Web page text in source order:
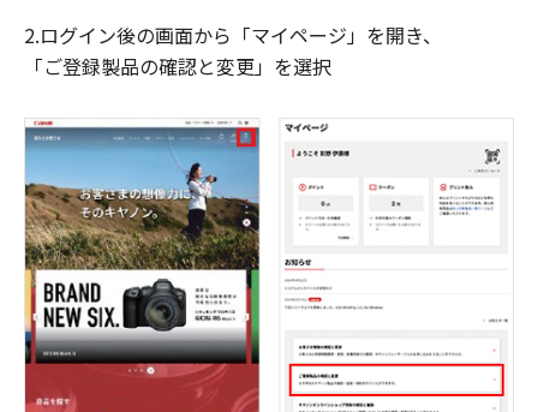
2.ログイン後の画面から「マイページ」を開き、
「ご登録製品の確認と変更」を選択